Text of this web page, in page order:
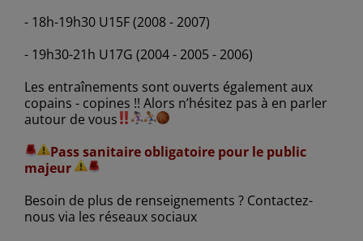
- 18h-19h30 U15F (2008 - 2007)
- 19h30-21h U17G (2004 - 2005 - 2006)
Les entraînements sont ouverts également aux
copains - copines !! Alors n’hésitez pas à en parler
autour de vous
Pass sanitaire obligatoire pour le public
majeur
Besoin de plus de renseignements ? Contactez-
nous via les réseaux sociaux